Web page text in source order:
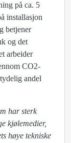
på ca. 5
installasjon
betjener
og det
arbeider
CO2-
andel
har sterk
kjølemedier,
høye tekniske